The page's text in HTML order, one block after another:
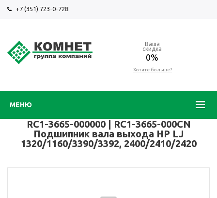
+7 (351) 723-0-728
МЕНЮ
Ваша
скидка
0%
Хотите больше?
RC1-3665-000000 | RC1-3665-000CN
Подшипник вала выхода HP LJ
1320/1160/3390/3392, 2400/2410/2420